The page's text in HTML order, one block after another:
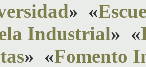
» «
Industrial» «
» «Fomento